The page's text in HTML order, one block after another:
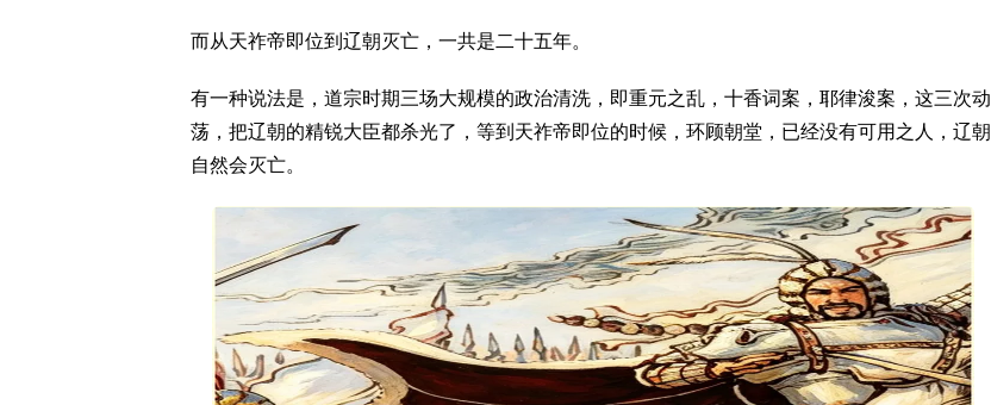
而从天祚帝即位到辽朝灭亡，一共是二十五年。
有一种说法是，道宗时期三场大规模的政治清洗，即重元之乱，十香词案，耶律浚案，这三次动
荡，把辽朝的精锐大臣都杀光了，等到天祚帝即位的时候，环顾朝堂，已经没有可用之人，辽朝
自然会灭亡。